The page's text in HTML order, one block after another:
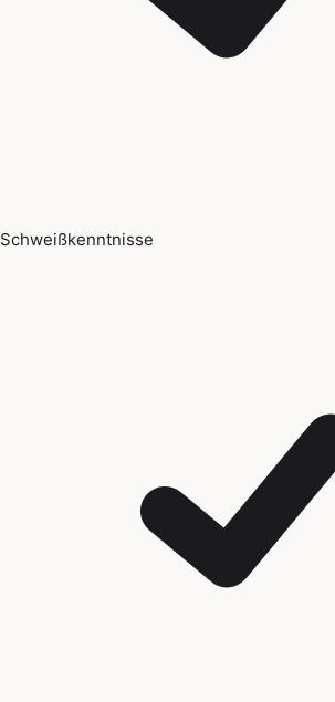
Schweißkenntnisse